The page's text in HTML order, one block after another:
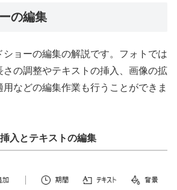
の編集
ショーの編集の解説です。フォトでは
さの調整やテキストの挿入、画像の拡
などの編集作業も行うことができま
入とテキストの編集